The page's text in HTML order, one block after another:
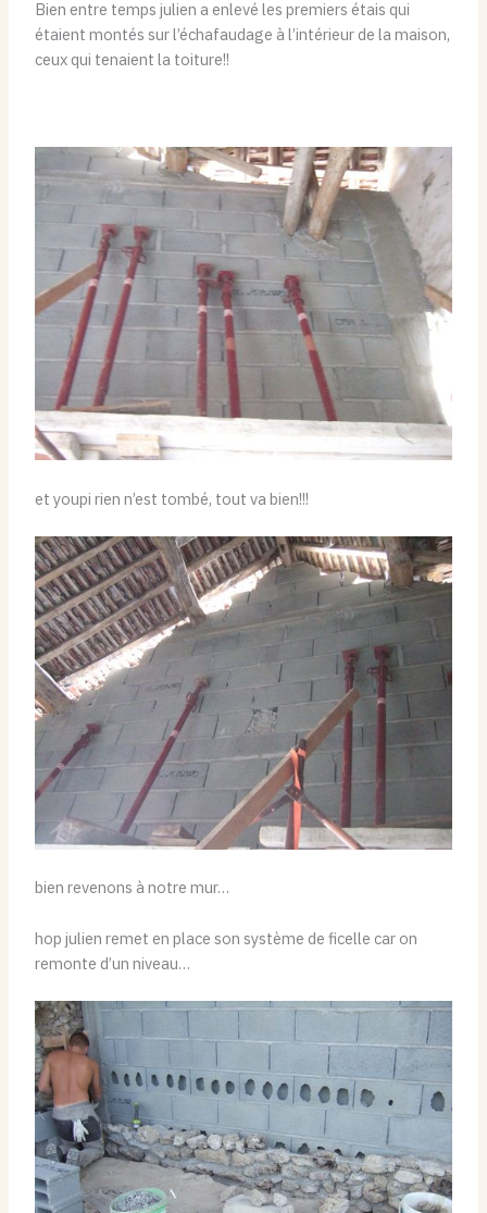
Bien entre temps julien a enlevé les premiers étais qui
étaient montés sur l’échafaudage à l’intérieur de la maison,
ceux qui tenaient la toiture!!
et youpi rien n’est tombé, tout va bien!!!
bien revenons à notre mur…
hop julien remet en place son système de ficelle car on
remonte d’un niveau…